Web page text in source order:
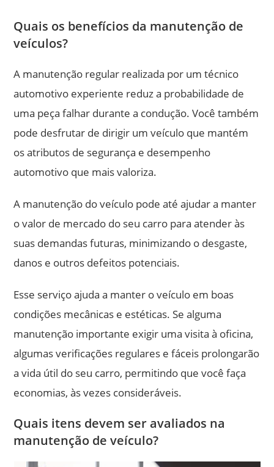
Quais os benefícios da manutenção de
veículos?
A manutenção regular realizada por um técnico
automotivo experiente reduz a probabilidade de
uma peça falhar durante a condução. Você também
pode desfrutar de dirigir um veículo que mantém
os atributos de segurança e desempenho
automotivo que mais valoriza.
A manutenção do veículo pode até ajudar a manter
o valor de mercado do seu carro para atender às
suas demandas futuras, minimizando o desgaste,
danos e outros defeitos potenciais.
Esse serviço ajuda a manter o veículo em boas
condições mecânicas e estéticas. Se alguma
manutenção importante exigir uma visita à oficina,
algumas verificações regulares e fáceis prolongarão
a vida útil do seu carro, permitindo que você faça
economias, às vezes consideráveis.
Quais itens devem ser avaliados na
manutenção de veículo?